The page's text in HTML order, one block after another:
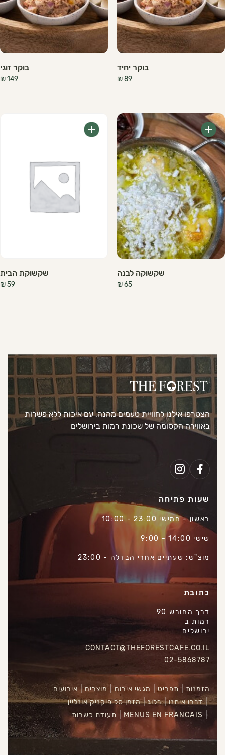
בוקר זוגי
₪149
בוקר יחיד
₪89
שקשוקת הבית
₪59
+
שקשוקה לבנה
₪65
+
הצטרפו אילנו לחוויית טעמים מהנה, עם איכות ללא פשרות
באווירה הקסומה של שכונת רמות בירושלים
הזמנות תפריט מגשי אירוח מוצרים
אירועים
דברו איתנו
בלוג
הזמן סל פיקניק אונליין
MENUS EN FRANCAIS
תעודת כשרות
שעות פתיחה
ראשון - חמישי 23:00 - 10:00
שישי 14:00 - 9:00
מוצ"ש: שעתיים אחרי הבדלה - 23:00
כתובת
דרך החורש 90
רמות ב
ירושלים
CONTACT@THEFORESTCAFE.CO.IL
02-5868787